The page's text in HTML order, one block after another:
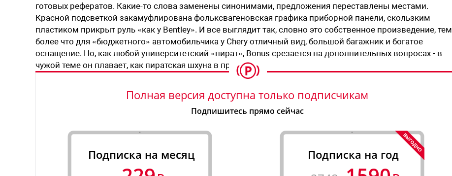
готовых рефератов. Какие-то слова заменены синонимами, предложения переставлены местами.
Красной подсветкой закамуфлирована фольксвагеновская графика приборной панели, скользким
пластиком прикрыт руль «как у Bentley». И все выглядит так, словно это собственное произведение, тем
более что для «бюджетного» автомобильчика у Chery отличный вид, большой багажник и богатое
оснащение. Но, как любой университетский «пират», Bonus срезается на дополнительных вопросах - в
чужой теме он плавает, как пиратская шхуна в проруби.
Полная версия доступна только подписчикам
Подпишитесь прямо сейчас
Подписка на месяц Подписка на год